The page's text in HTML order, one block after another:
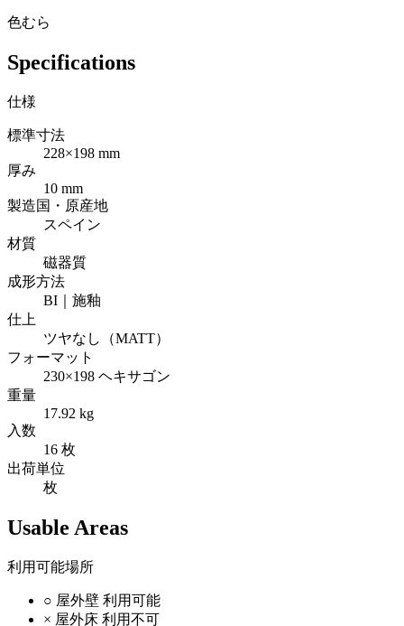
色むら
Specifications
仕様
標準寸法
228×198 mm
厚み
10 mm
製造国・原産地
スペイン
材質
磁器質
成形方法
BI｜施釉
仕上
ツヤなし（MATT）
フォーマット
230×198 ヘキサゴン
重量
17.92 kg
入数
16 枚
出荷単位
枚
Usable Areas
利用可能場所
○ 屋外壁 利用可能
× 屋外床 利用不可